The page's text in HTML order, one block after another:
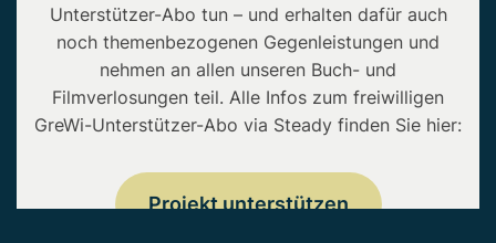
Unterstützer-Abo tun – und erhalten dafür auch
noch themenbezogenen Gegenleistungen und
nehmen an allen unseren Buch- und
Filmverlosungen teil. Alle Infos zum freiwilligen
GreWi-Unterstützer-Abo via Steady finden Sie hier:
Projekt unterstützen